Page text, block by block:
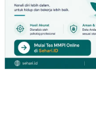
TS
CA
BA
NG
MA